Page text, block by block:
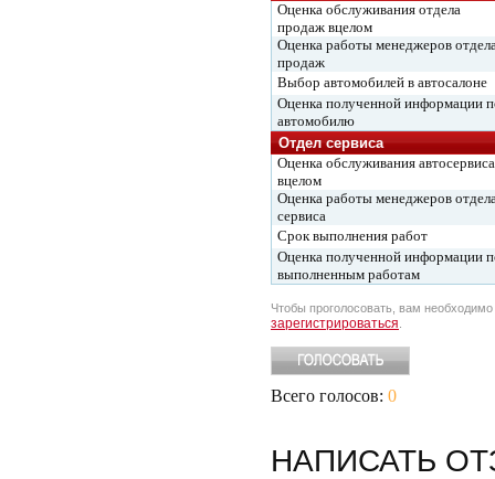
Оценка обслуживания отдела
продаж вцелом
Оценка работы менеджеров
продаж
Выбор автомобилей в автосалоне
Оценка полученной информации
автомобилю
Отдел сервиса
Оценка обслуживания автосервиса
вцелом
Оценка работы менеджеров
сервиса
Срок выполнения работ
Оценка полученной информации
выполненным работам
Чтобы проголосовать, вам необходимо
зарегистрироваться
Всего голосов: 0
НАПИСАТЬ